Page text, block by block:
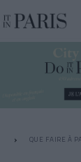
QUE FAIRE À